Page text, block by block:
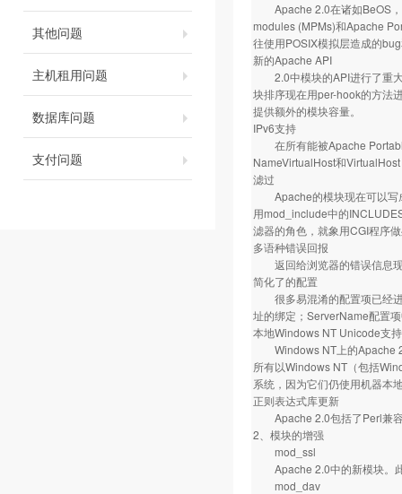
其他问题
主机租用问题
数据库问题
支付问题
Apache 2.0在诸如BeOS，
modules (MPMs)和Apache
往使用POSIX模拟层造成的
新的Apache API
2.0中模块的API进行了重大
块排序现在用per-hook的方法
提供额外的模块容量。
IPv6支持
在所有能被Apache
NameVirtualHost和
滤过
Apache的模块现在可以写
用mod_include中的
滤器的角色，就象用CGI程序
多语种错误回报
返回给浏览器的错误信息现
简化了的配置
很多易混淆的配置项已经进
址的绑定；ServerName配置
本地Windows NT Unicode支持
Windows NT上的Apache
所有以Windows NT（包括
系统，因为它们仍使用机器本
正则表达式库更新
Apache 2.0包括了Perl兼容
2、模块的增强
mod_ssl
Apache 2.0中的新模块。此
mod_dav